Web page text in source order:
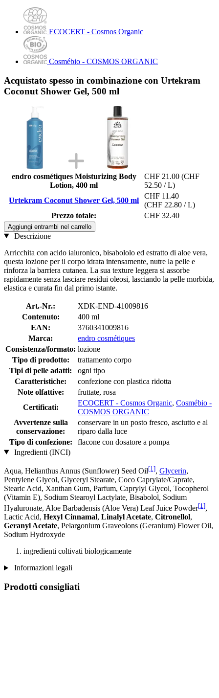
ECOCERT - Cosmos Organic
Cosmébio - COSMOS ORGANIC
Acquistato spesso in combinazione con Urtekram
Coconut Shower Gel, 500 ml
endro cosmétiques Moisturizing Body
Lotion, 400 ml
CHF 21.00 (CHF
52.50 / L)
Urtekram Coconut Shower Gel, 500 ml
CHF 11.40
(CHF 22.80 / L)
Prezzo totale:
CHF 32.40
Aggiungi entrambi nel carrello
Descrizione
Arricchita con acido ialuronico, bisabololo ed estratto di aloe vera,
questa lozione per il corpo idrata intensamente, nutre la pelle e
rinforza la barriera cutanea. La sua texture leggera si assorbe
rapidamente senza lasciare residui oleosi, lasciando la pelle morbida,
elastica e curata fin dal primo istante.
Art.-Nr.:
XDK-END-41009816
Contenuto:
400 ml
EAN:
3760341009816
Marca:
endro cosmétiques
Consistenza/formato: lozione
Tipo di prodotto:
trattamento corpo
Tipi di pelle adatti:
ogni tipo
Caratteristiche:
confezione con plastica ridotta
Note olfattive:
fruttate, rosa
Certificati:
ECOCERT - Cosmos Organic, Cosmébio -
COSMOS ORGANIC
Avvertenze sulla
conservazione:
conservare in un posto fresco, asciutto e al
riparo dalla luce
Tipo di confezione:
flacone con dosatore a pompa
Ingredienti (INCI)
Aqua, Helianthus Annus (Sunflower) Seed Oil[1], Glycerin,
Pentylene Glycol, Glyceryl Stearate, Coco Caprylate/Caprate,
Stearic Acid, Xanthan Gum, Parfum, Caprylyl Glycol, Tocopherol
(Vitamin E), Sodium Stearoyl Lactylate, Bisabolol, Sodium
Hyaluronate, Aloe Barbadensis (Aloe Vera) Leaf Juice Powder[1],
Lactic Acid, Hexyl Cinnamal, Linalyl Acetate, Citronellol,
Geranyl Acetate, Pelargonium Graveolons (Geranium) Flower Oil,
Sodium Hydroxyde
ingredienti coltivati ​​biologicamente
Informazioni legali
Prodotti consigliati